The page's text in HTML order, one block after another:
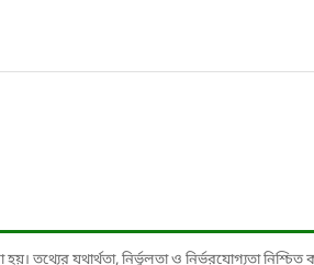
যথার্থতা, নির্ভুলতা ও নির্ভরযোগ্যতা নিশ্চিত